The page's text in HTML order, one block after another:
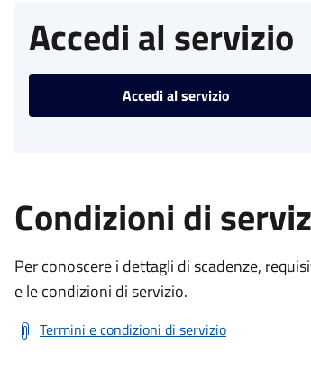
Accedi al servizio
Accedi al servizio
Condizioni di
Per conoscere i dettagli di scadenze,
e le condizioni di servizio.
Termini e condizioni di servizio